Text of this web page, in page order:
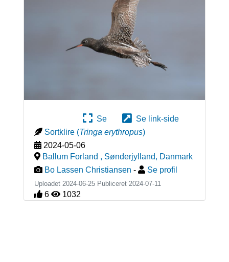
Se
Se link-side
Sortklire (Tringa erythropus)
2024-05-06
Ballum Forland , Sønderjylland, Danmark
Bo Lassen Christiansen - Se profil
Uploadet 2024-06-25 Publiceret 2024-07-11
6 1032